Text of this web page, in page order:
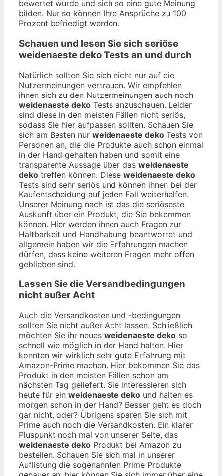
bewertet wurde und sich so eine gute Meinung
bilden. Nur so können Ihre Ansprüche zu 100
Prozent befriedigt werden.
Schauen und lesen Sie sich seriöse
weidenaeste dekoTests an und durch
Natürlich sollten Sie sich nicht nur auf die
Nutzermeinungen vertrauen. Wir empfehlen
ihnen sich zu den Nutzermeinungen auch noch
weidenaeste deko Tests anzuschauen. Leider
sind diese in den meisten Fällen nicht seriös,
sodass Sie hier aufpassen sollten. Schauen Sie
sich am Besten nur weidenaeste deko Tests von
Personen an, die die Produkte auch schon einmal
in der Hand gehalten haben und somit eine
transparente Aussage über das weidenaeste
deko treffen können. Diese weidenaeste deko
Tests sind sehr seriös und können ihnen bei der
Kaufentscheidung auf jeden Fall weiterhelfen.
Unserer Meinung nach ist das die seriöseste
Auskunft über ein Produkt, die Sie bekommen
können. Hier werden ihnen auch Fragen zur
Haltbarkeit und Handhabung beantwortet und
allgemein haben wir die Erfahrungen machen
dürfen, dass keine weiteren Fragen mehr offen
geblieben sind.
Lassen Sie die Versandbedingungen
nicht außer Acht
Auch die Versandkosten und -bedingungen
sollten Sie nicht außer Acht lassen. Schließlich
möchten Sie ihr neues weidenaeste deko so
schnell wie möglich in der Hand halten. Hier
konnten wir wirklich sehr gute Erfahrung mit
Amazon-Prime machen. Hier bekommen Sie das
Produkt in den meisten Fällen schon am
nächsten Tag geliefert. Sie interessieren sich
heute für ein weidenaeste deko und halten es
morgen schon in der Hand? Besser geht es doch
gar nicht, oder? Übrigens sparen Sie sich mit
Prime auch noch die Versandkosten. Ein klarer
Pluspunkt noch mal von unserer Seite, das
weidenaeste deko Produkt bei Amazon zu
bestellen. Schauen Sie sich mal in unserer
Auflistung die sogenannten Prime Produkte